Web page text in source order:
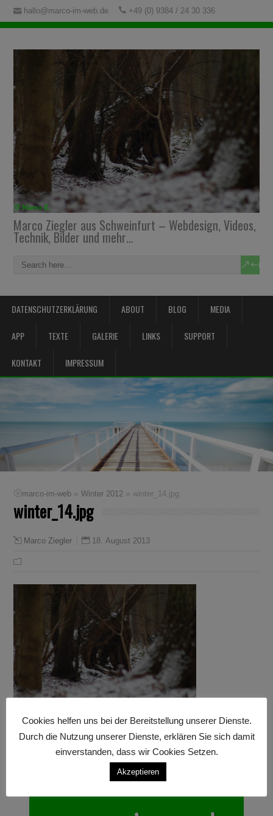
hallo@marco-im-web.de +49 (0) 9384 / 24 30 336
Marco Ziegler aus Schweinfurt – Webdesign, Videos,
Technik, Bilder und mehr…
DATENSCHUTZERKLÄRUNG ABOUT BLOG MEDIA
APP TEXTE GALERIE LINKS SUPPORT
KONTAKT IMPRESSUM
marco-im-web »Winter 2012 »winter_14.jpg
winter_14.jpg
Marco Ziegler 18. August 2013
Cookies helfen uns bei der Bereitstellung unserer Dienste.
Durch die Nutzung unserer Dienste, erklären Sie sich damit
einverstanden, dass wir Cookies Setzen.
Akzeptieren